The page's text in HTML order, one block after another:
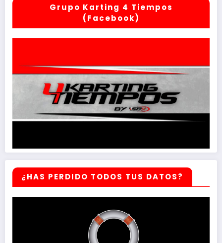
Grupo Karting 4 Tiempos
(Facebook)
¿HAS PERDIDO TODOS TUS DATOS?